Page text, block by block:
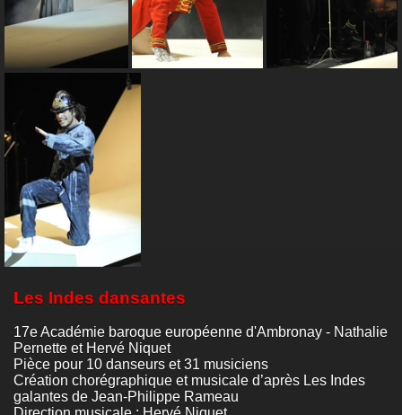
Les Indes dansantes
17e Académie baroque européenne d'Ambronay - Nathalie
Pernette et Hervé Niquet
Pièce pour 10 danseurs et 31 musiciens
Création chorégraphique et musicale d’après Les Indes
galantes de Jean-Philippe Rameau